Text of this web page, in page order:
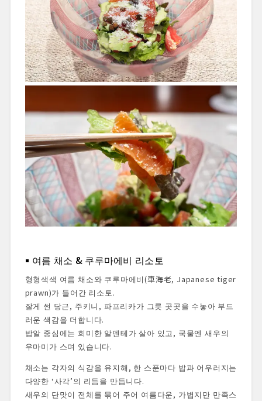
여름 채소 & 쿠루마에비 리소토
형형색색 여름 채소와 쿠루마에비(車海老, Japanese tiger
prawn)가 들어간 리소토.
잘게 썬 당근, 주키니, 파프리카가 그릇 곳곳을 수놓아 부드
러운 색감을 더합니다.
밥알 중심에는 희미한 알덴테가 살아 있고, 국물엔 새우의
우마미가 스며 있습니다.
채소는 각자의 식감을 유지해, 한 스푼마다 밥과 어우러지는
다양한 ‘사각’의 리듬을 만듭니다.
새우의 단맛이 전체를 묶어 주어 여름다운, 가볍지만 만족스